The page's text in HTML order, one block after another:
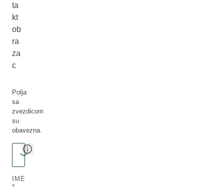
ta
kt
ob
ra
za
c
Polja
sa
zvezdicom
su
obavezna.
Pick your topic
PICK YOUR TOPIC
IME